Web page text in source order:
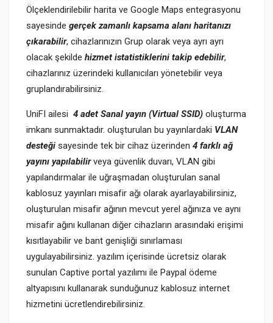
Ölçeklendirilebilir harita ve Google Maps entegrasyonu
sayesinde gerçek zamanlı kapsama alanı haritanızı
çıkarabilir, cihazlarınızın Grup olarak veya ayrı ayrı
olacak şekilde hizmet istatistiklerini takip edebilir,
cihazlarınız üzerindeki kullanıcıları yönetebilir veya
gruplandırabilirsiniz.
UniFI ailesi 4 adet Sanal yayın (Virtual SSID) oluşturma
imkanı sunmaktadır. oluşturulan bu yayınlardaki VLAN
desteği sayesinde tek bir cihaz üzerinden 4 farklı ağ
yayını yapılabilirveya güvenlik duvarı, VLAN gibi
yapılandırmalar ile uğraşmadan oluşturulan sanal
kablosuz yayınları misafir ağı olarak ayarlayabilirsiniz,
oluşturulan misafir ağının mevcut yerel ağınıza ve aynı
misafir ağını kullanan diğer cihazların arasındaki erişimi
kısıtlayabilir ve bant genişliği sınırlaması
uygulayabilirsiniz. yazılım içerisinde ücretsiz olarak
sunulan Captive portal yazılımı ile Paypal ödeme
altyapısını kullanarak sunduğunuz kablosuz internet
hizmetini ücretlendirebilirsiniz.